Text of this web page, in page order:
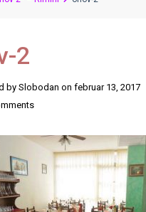
2
by Slobodan on februar 13, 2017